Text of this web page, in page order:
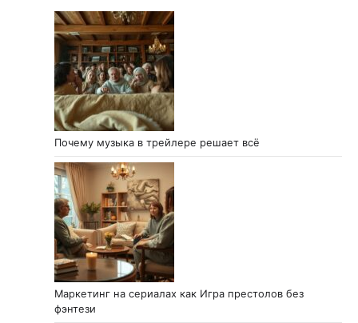
Почему музыка в трейлере решает всё
Маркетинг на сериалах как Игра престолов без
фэнтези